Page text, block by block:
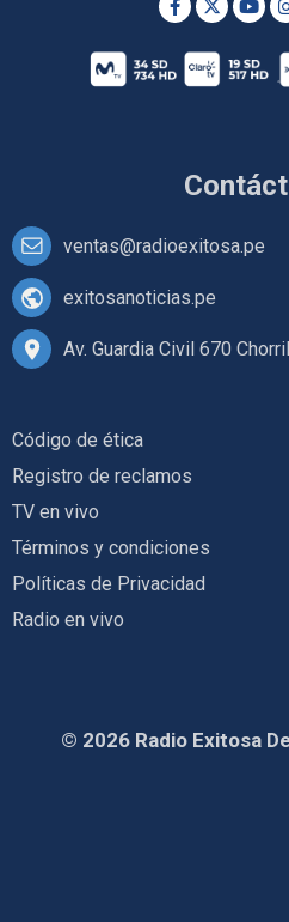
ventas@radioexitosa.pe
exitosanoticias.pe
Av. Guardia Civil 670
Código de ética
Registro de reclamos
TV en vivo
Términos y condiciones
Políticas de Privacidad
Radio en vivo
© 2026 Radio Exitosa